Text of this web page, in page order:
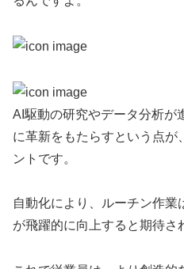
AI駆動の研究やデータ分析が
に革新をもたらすという点が
ントです。
自動化により、ルーチン作業
が飛躍的に向上すると期待さ